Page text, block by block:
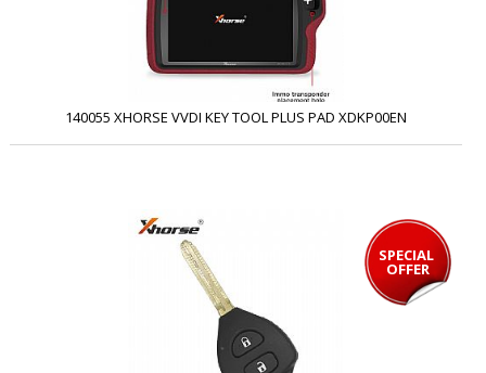
140055 XHORSE VVDI KEY TOOL PLUS PAD XDKP00EN
SPECIAL
OFFER